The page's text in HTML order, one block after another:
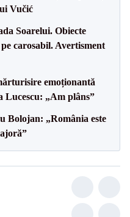
Vučić
Soarelui. Obiecte
carosabil. Avertisment
emoționantă
Lucescu: „Am plâns”
Bolojan: „România este